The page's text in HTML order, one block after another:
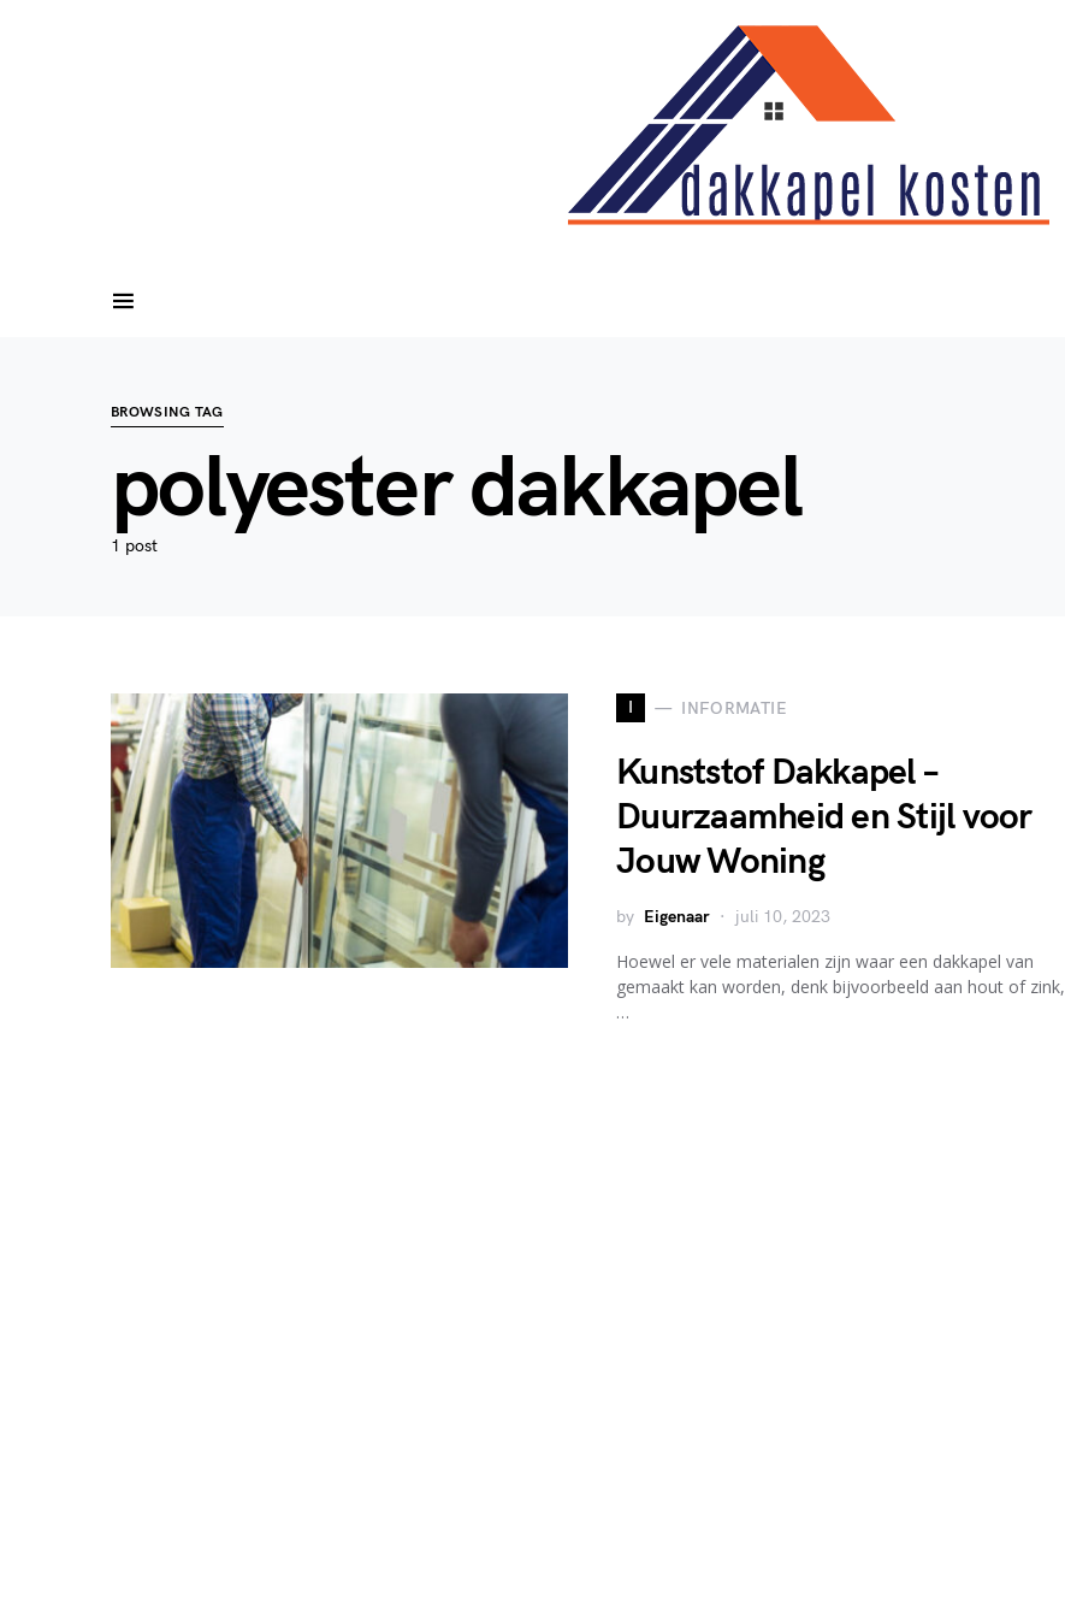
BROWSING TAG
polyester dakkapel
1 post
I INFORMATIE
Kunststof Dakkapel –
Duurzaamheid en Stijl voor
Jouw Woning
by Eigenaar juli 10, 2023
Hoewel er vele materialen zijn waar een dakkapel van
gemaakt kan worden, denk bijvoorbeeld aan hout of zink,
…